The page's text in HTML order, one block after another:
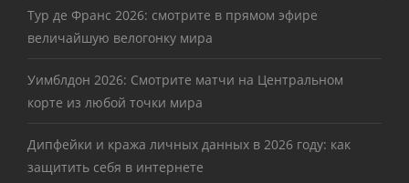
Тур де Франс 2026: смотрите в прямом эфире
величайшую велогонку мира
Уимблдон 2026: Смотрите матчи на Центральном
корте из любой точки мира
Дипфейки и кража личных данных в 2026 году: как
защитить себя в интернете